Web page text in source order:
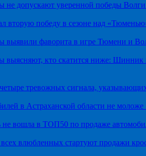
не допускают уверенной победы
вторую победу в сезоне над
выявили фаворита в игре Тюмени и
выясняют, кто скатится ниже: Шинник
тревожных сигнала,
в Астраханской области не моложе
не вошла в ТОП50 по продаже
влюбленных стартуют продажи